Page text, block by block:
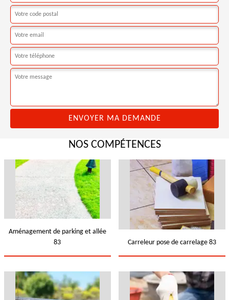
NOS COMPÉTENCES
Aménagement de parking et allée
83
Carreleur pose de carrelage 83